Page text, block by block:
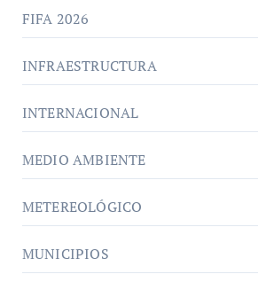
FIFA 2026
INFRAESTRUCTURA
INTERNACIONAL
MEDIO AMBIENTE
METEREOLÓGICO
MUNICIPIOS